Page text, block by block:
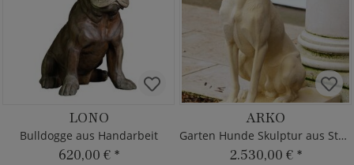
LONO
Bulldogge aus Handarbeit
620,00 € *
ARKO
Garten Hunde Skulptur aus Steinguss
2.530,00 € *